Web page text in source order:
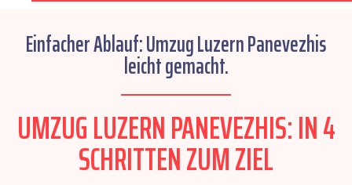
Einfacher Ablauf: Umzug Luzern Panevezhis
leicht gemacht.
UMZUG LUZERN PANEVEZHIS: IN 4
SCHRITTEN ZUM ZIEL